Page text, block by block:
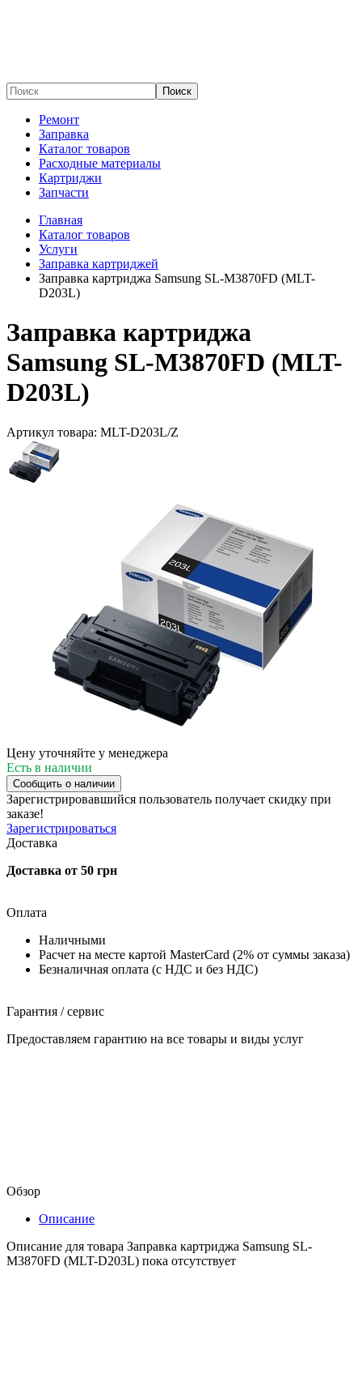
Поиск
Ремонт
Заправка
Каталог товаров
Расходные материалы
Картриджи
Запчасти
Главная
Каталог товаров
Услуги
Заправка картриджей
Заправка картриджа Samsung SL-M3870FD (MLT-
D203L)
Заправка картриджа
Samsung SL-M3870FD (MLT-
D203L)
Артикул товара: MLT-D203L/Z
Цену уточняйте у менеджера
Есть в наличии
Сообщить о наличии
Зарегистрировавшийся пользователь получает скидку при
заказе!
Зарегистрироваться
Доставка
Доставка от 50 грн
Оплата
Наличными
Расчет на месте картой MasterCard (2% от суммы заказа)
Безналичная оплата (с НДС и без НДС)
Гарантия / сервис
Предоставляем гарантию на все товары и виды услуг
Обзор
Описание
Описание для товара Заправка картриджа Samsung SL-
M3870FD (MLT-D203L) пока отсутствует